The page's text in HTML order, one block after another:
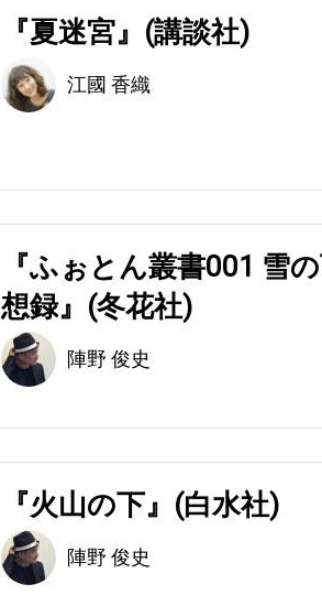
『夏迷宮』(講談社)
江國 香織
『ふぉとん叢書001 雪
想録』(冬花社)
陣野 俊史
『火山の下』(白水社)
陣野 俊史